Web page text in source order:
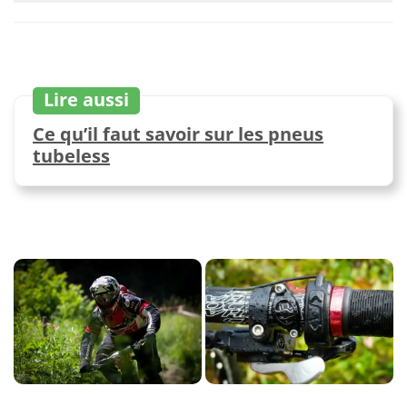
Lire aussi
Ce qu’il faut savoir sur les pneus
tubeless